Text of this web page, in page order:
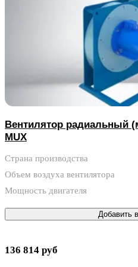
Вентилятор радиальный
MUX
Страна производства
Объем воздуха вентилятора
Мощность двигателя
Добавить
136 814 руб